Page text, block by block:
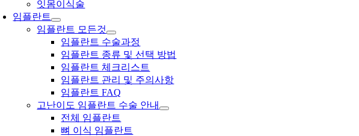
잇몸이식술
임플란트
임플란트 모든것
임플란트 수술과정
임플란트 종류 및 선택 방법
임플란트 체크리스트
임플란트 관리 및 주의사항
임플란트 FAQ
고난이도 임플란트 수술 안내
전체 임플란트
뼈 이식 임플란트